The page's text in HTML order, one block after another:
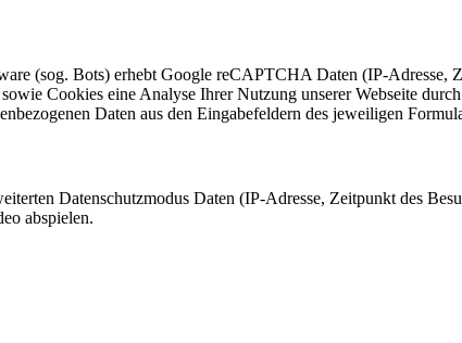
(sog. Bots) erhebt Google reCAPTCHA Daten (IP-Adresse,
Cookies eine Analyse Ihrer Nutzung unserer Webseite
Daten aus den Eingabefeldern des jeweiligen
Datenschutzmodus Daten (IP-Adresse, Zeitpunkt des
abspielen.